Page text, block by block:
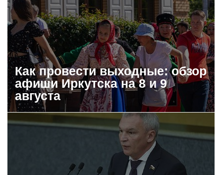
Как провести выходные: обзор
афиши Иркутска на 8 и 9
августа